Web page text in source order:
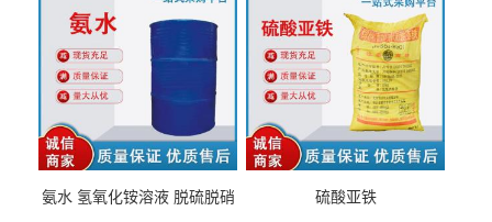
氨水 氢氧化铵溶液 脱硫脱硝 硫酸亚铁